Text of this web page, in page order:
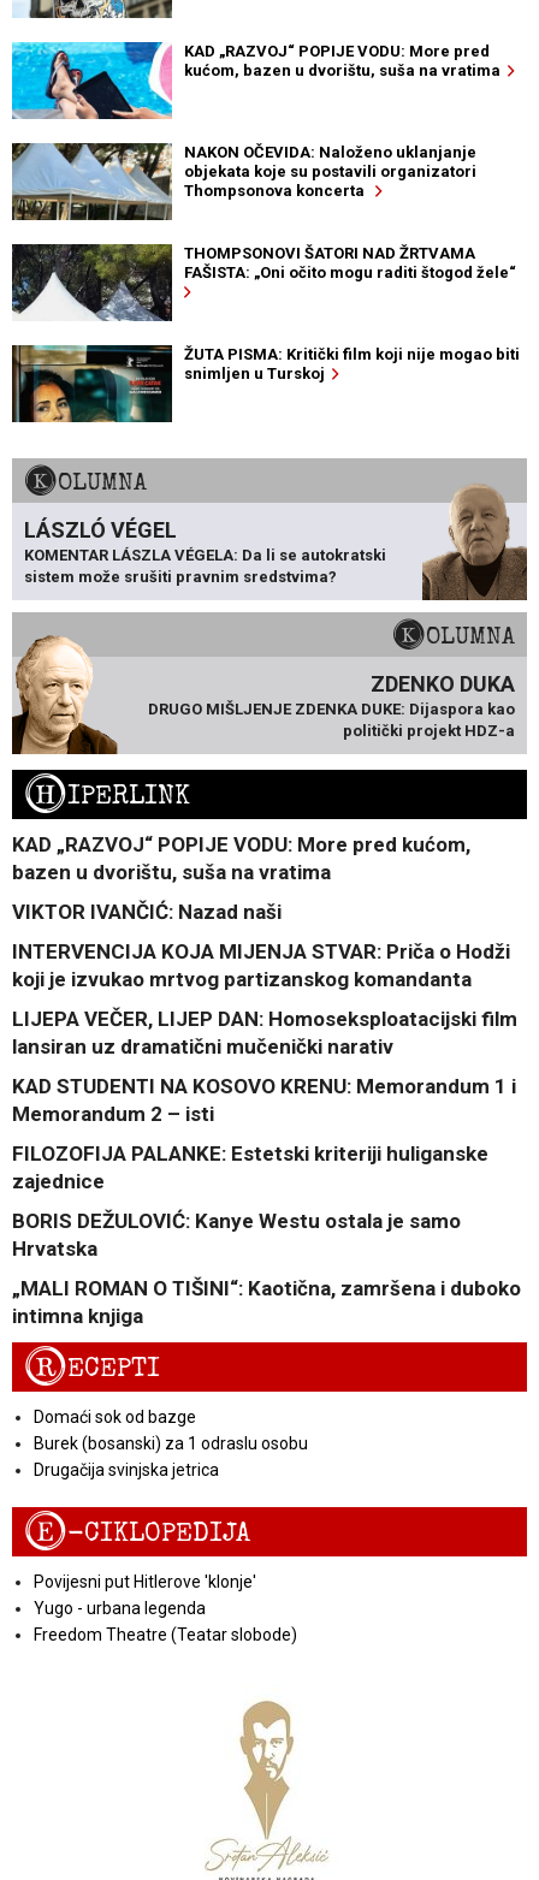
KAD „RAZVOJ“ POPIJE VODU: More pred
kućom, bazen u dvorištu, suša na vratima
NAKON OČEVIDA: Naloženo uklanjanje
objekata koje su postavili organizatori
Thompsonova koncerta
THOMPSONOVI ŠATORI NAD ŽRTVAMA
FAŠISTA: „Oni očito mogu raditi štogod žele“
ŽUTA PISMA: Kritički film koji nije mogao biti
snimljen u Turskoj
KOLUMNA
LÁSZLÓ VÉGEL
KOMENTAR LÁSZLA VÉGELA: Da li se autokratski
sistem može srušiti pravnim sredstvima?
KOLUMNA
ZDENKO DUKA
DRUGO MIŠLJENJE ZDENKA DUKE: Dijaspora kao
politički projekt HDZ-a
HIPERLINK
KAD „RAZVOJ“ POPIJE VODU: More pred kućom,
bazen u dvorištu, suša na vratima
VIKTOR IVANČIĆ: Nazad naši
INTERVENCIJA KOJA MIJENJA STVAR: Priča o Hodži
koji je izvukao mrtvog partizanskog komandanta
LIJEPA VEČER, LIJEP DAN: Homoseksploatacijski film
lansiran uz dramatični mučenički narativ
KAD STUDENTI NA KOSOVO KRENU: Memorandum 1 i
Memorandum 2 – isti
FILOZOFIJA PALANKE: Estetski kriteriji huliganske
zajednice
BORIS DEŽULOVIĆ: Kanye Westu ostala je samo
Hrvatska
„MALI ROMAN O TIŠINI“: Kaotična, zamršena i duboko
intimna knjiga
RECEPTI
Domaći sok od bazge
Burek (bosanski) za 1 odraslu osobu
Drugačija svinjska jetrica
E-CIKLOPEDIJA
Povijesni put Hitlerove 'klonje'
Yugo - urbana legenda
Freedom Theatre (Teatar slobode)